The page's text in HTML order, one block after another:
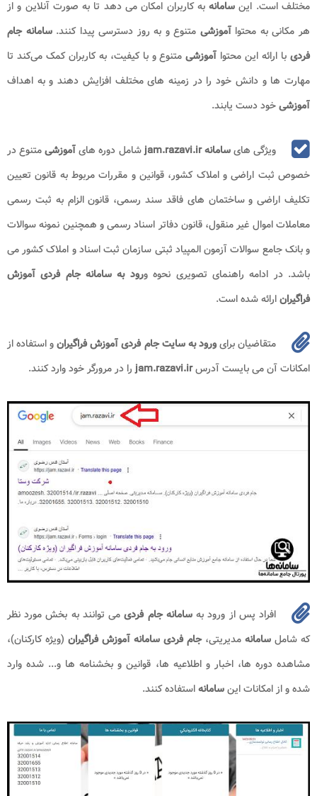
مختلف است. این سامانهبه کاربران امکان می‌ دهد تا به‌ صورت آنلاین و از
هر مکانی به محتواآموزشی متنوع و به‌ روز دسترسی پیدا کنند.سامانه جام
فردیبا ارائه این محتوا آموزشی متنوع و با کیفیت، به کاربران کمک می‌کند تا
مهارت‌ ها و دانش خود را در زمینه‌ های مختلف افزایش دهند و به اهداف
آموزشیخود دست یابند.
ویژگی هایسامانه jam.razavi.ir شامل دوره‌ هایآموزشیمتنوع در
خصوص ثبت اراضی و املاک کشور، قوانین و مقررات مربوط به قانون تعیین
تکلیف اراضی و ساختمان‌ های فاقد سند رسمی، قانون الزام به ثبت رسمی
معاملات اموال غیر منقول، قانون دفاتر اسناد رسمی و همچنین نمونه سوالات
و بانک جامع سوالات آزمون المپیاد ثبتی سازمان ثبت اسناد و املاک کشور می
باشد. در ادامه راهنمای تصویری نحوه ورود به سامانه جام فردی آموزش
فراگیرانارائه شده است.
متقاضیان برایورود به سایت جام فردی آموزش فراگیرانو استفاده از
امکانات آن می بایست آدرسjam.razavi.ir را در مرورگر خود وارد کنند.
افراد پس از ورود بهسامانه جام فردی می توانند به بخش مورد نظر
که شامل سامانه مدیریتی،جام فردی سامانه آموزش فراگیران (ویژه کارکنان)،
مشاهده دوره ها، اخبار و اطلاعیه ها، قوانین و بخشنامه ها و... شده وارد
شده و از امکانات اینسامانهاستفاده کنند.